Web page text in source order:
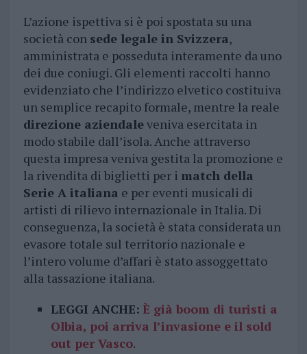
L’azione ispettiva si è poi spostata su una
società con sede legale in Svizzera,
amministrata e posseduta interamente da uno
dei due coniugi. Gli elementi raccolti hanno
evidenziato che l’indirizzo elvetico costituiva
un semplice recapito formale, mentre la reale
direzione aziendaleveniva esercitata in
modo stabile dall’isola. Anche attraverso
questa impresa veniva gestita la promozione e
la rivendita di biglietti per i match della
Serie A italiana e per eventi musicali di
artisti di rilievo internazionale in Italia. Di
conseguenza, la società è stata considerata un
evasore totale sul territorio nazionale e
l’intero volume d’affari è stato assoggettato
alla tassazione italiana.
LEGGI ANCHE: È già boom di turisti a
Olbia, poi arriva l’invasione e il sold
out per Vasco.